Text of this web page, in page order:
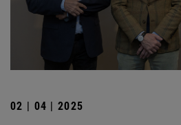
02 | 04 | 2025